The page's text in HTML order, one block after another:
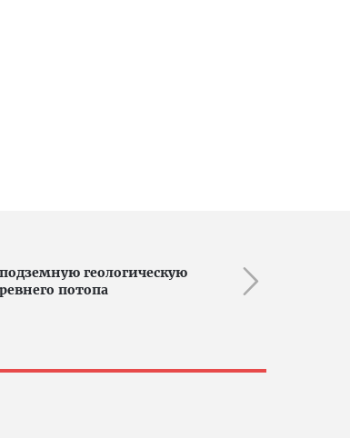
геологическую
потопа